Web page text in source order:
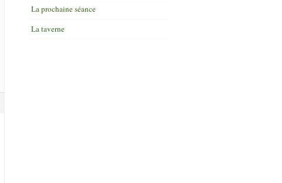
La prochaine séance
La taverne